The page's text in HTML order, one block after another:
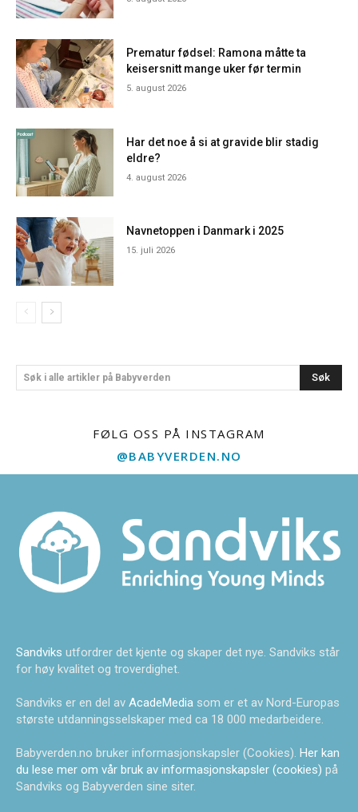
Prematur fødsel: Ramona måtte ta
keisersnitt mange uker før termin
5. august 2026
Har det noe å si at gravide blir stadig
eldre?
4. august 2026
Navnetoppen i Danmark i 2025
15. juli 2026
Søk i alle artikler på Babyverden Søk
FØLG OSS PÅ INSTAGRAM
@BABYVERDEN.NO
Sandviks utfordrer det kjente og skaper det nye. Sandviks står
for høy kvalitet og troverdighet.
Sandviks er en del av AcadeMedia som er et av Nord-Europas
største utdanningsselskaper med ca 18 000 medarbeidere.
Babyverden.no bruker informasjonskapsler (Cookies). Her kan
du lese mer om vår bruk av informasjonskapsler (cookies) på
Sandviks og Babyverden sine siter.